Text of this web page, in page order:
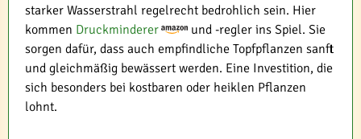
starker Wasserstrahl regelrecht bedrohlich sein. Hier
kommen Druckminderer
und -regler ins Spiel. Sie
sorgen dafür, dass auch empfindliche Topfpflanzen sanft
und gleichmäßig bewässert werden. Eine Investition, die
sich besonders bei kostbaren oder heiklen Pflanzen
lohnt.